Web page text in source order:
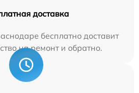
доставка
бесплатно доставит
на ремонт и обратно.